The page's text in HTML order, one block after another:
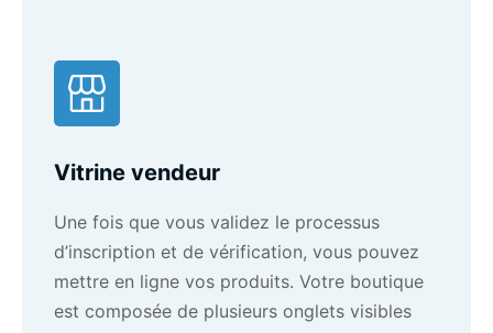
Vitrine vendeur
Une fois que vous validez le processus
d’inscription et de vérification, vous pouvez
mettre en ligne vos produits. Votre boutique
est composée de plusieurs onglets visibles